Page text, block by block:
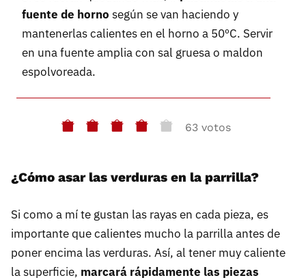
fuente de horno según se van haciendo y
mantenerlas calientes en el horno a 50ºC. Servir
en una fuente amplia con sal gruesa o maldon
espolvoreada.
63 votos
¿Cómo asar las verduras en la parrilla?
Si como a mí te gustan las rayas en cada pieza, es
importante que calientes mucho la parrilla antes de
poner encima las verduras. Así, al tener muy caliente
la superficie, marcará rápidamente las piezas